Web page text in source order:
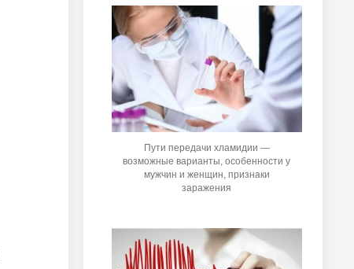
Пути передачи хламидии —
возможные варианты, особенности у
мужчин и женщин, признаки
заражения